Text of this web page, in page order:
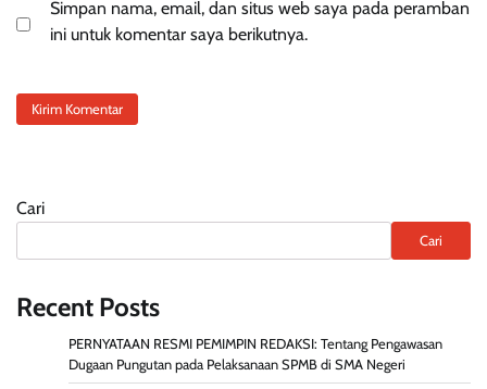
Simpan nama, email, dan situs web saya pada peramban
ini untuk komentar saya berikutnya.
Cari
Cari
Recent Posts
PERNYATAAN RESMI PEMIMPIN REDAKSI: Tentang Pengawasan
Dugaan Pungutan pada Pelaksanaan SPMB di SMA Negeri